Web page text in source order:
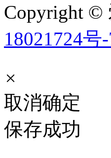
Copyright ©
18021724号
×
取消确定
保存成功